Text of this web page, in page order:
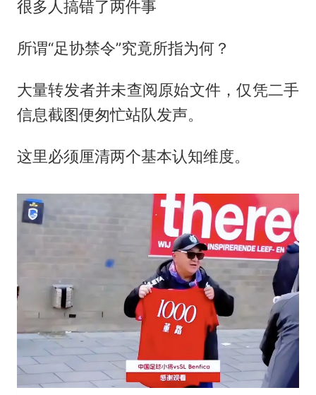
很多人搞错了两件事
所谓“足协禁令”究竟所指为何？
大量转发者并未查阅原始文件，仅凭二手
信息截图便匆忙站队发声。
这里必须厘清两个基本认知维度。